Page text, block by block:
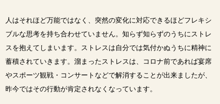
人はそれほど万能ではなく、突然の変化に対応できるほどフレキシ
ブルな思考を持ち合わせていません。知らず知らずのうちにストレ
スを抱えてしまいます。ストレスは自分では気付かぬうちに精神に
蓄積されていきます。溜まったストレスは、コロナ前であれば宴席
やスポーツ観戦・コンサートなどで解消することが出来ましたが、
昨今ではその行動が肯定されなくなっています。